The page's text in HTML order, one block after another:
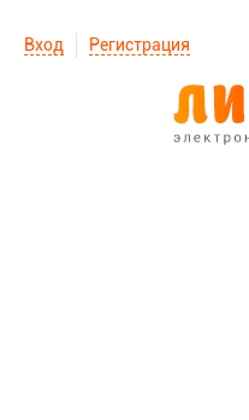
Вход Регистрация